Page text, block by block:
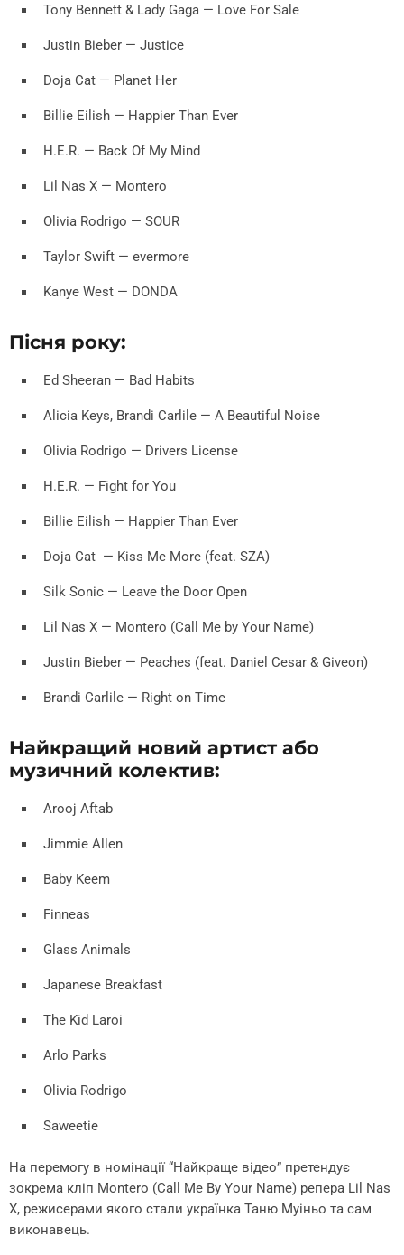
Tony Bennett & Lady Gaga — Love For Sale
Justin Bieber — Justice
Doja Cat — Planet Her
Billie Eilish — Happier Than Ever
H.E.R. — Back Of My Mind
Lil Nas X — Montero
Olivia Rodrigo — SOUR
Taylor Swift — evermore
Kanye West — DONDA
Пісня року:
Ed Sheeran — Bad Habits
Alicia Keys, Brandi Carlile — A Beautiful Noise
Olivia Rodrigo — Drivers License
H.E.R. — Fight for You
Billie Eilish — Happier Than Ever
Doja Cat — Kiss Me More (feat. SZA)
Silk Sonic — Leave the Door Open
Lil Nas X — Montero (Call Me by Your Name)
Justin Bieber — Peaches (feat. Daniel Cesar & Giveon)
Brandi Carlile — Right on Time
Найкращий новий артист або
музичний колектив:
Arooj Aftab
Jimmie Allen
Baby Keem
Finneas
Glass Animals
Japanese Breakfast
The Kid Laroi
Arlo Parks
Olivia Rodrigo
Saweetie
На перемогу в номінації “Найкраще відео” претендує
зокрема кліп Montero (Call Me By Your Name) репера Lil Nas
X, режисерами якого стали українка Таню Муіньо та сам
виконавець.